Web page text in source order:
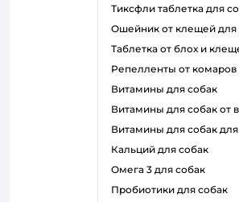
тиксфли таблетка для
ошейник от клещей для
таблетка от блох и
репелленты от
витамины для собак
витамины для собак
витамины для собак
кальций для собак
омега 3 для собак
пробиотики для собак